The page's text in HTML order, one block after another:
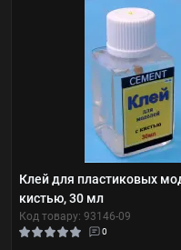
Клей для пластиковых
кистью, 30 мл
Код товару: 93146-09
0